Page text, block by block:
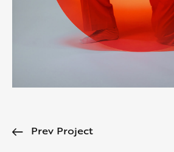
Prev Project